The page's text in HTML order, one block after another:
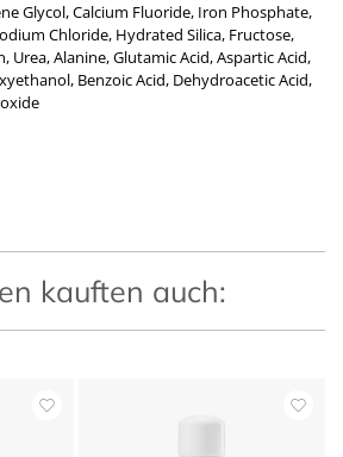
Glycol, Calcium Fluoride, Iron Phosphate,
Chloride, Hydrated Silica, Fructose,
Urea, Alanine, Glutamic Acid, Aspartic Acid,
Benzoic Acid, Dehydroacetic Acid,
kauften auch: